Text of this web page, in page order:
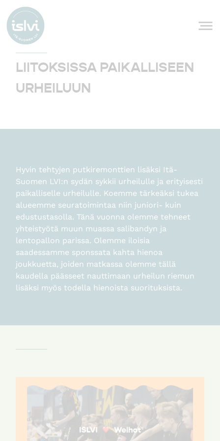
Siirry sisältöön
LIITOKSISSA PAIKALLISEEN
URHEILUUN
Hyvin tehtyjen putkiremonttien lisäksi Itä-
Suomen LVI:n sydän sykkii urheilulle ja erityisesti
paikalliselle urheilulle. Koemme tärkeäksi tukea
alueemme seuratoimintaa niin juniori- kuin
edustustasolla. Tänä vuonna olemme tehneet
yhteistyötä muun muassa salibandyn ja
lentopallon parissa. Olemme iloisia
saadessamme sponssata kahta hienoa
joukkuetta, joiden matkassa olemme tällä
kaudella päässeet nauttimaan urheilun riemun
lisäksi myös todella hienoista suorituksista.